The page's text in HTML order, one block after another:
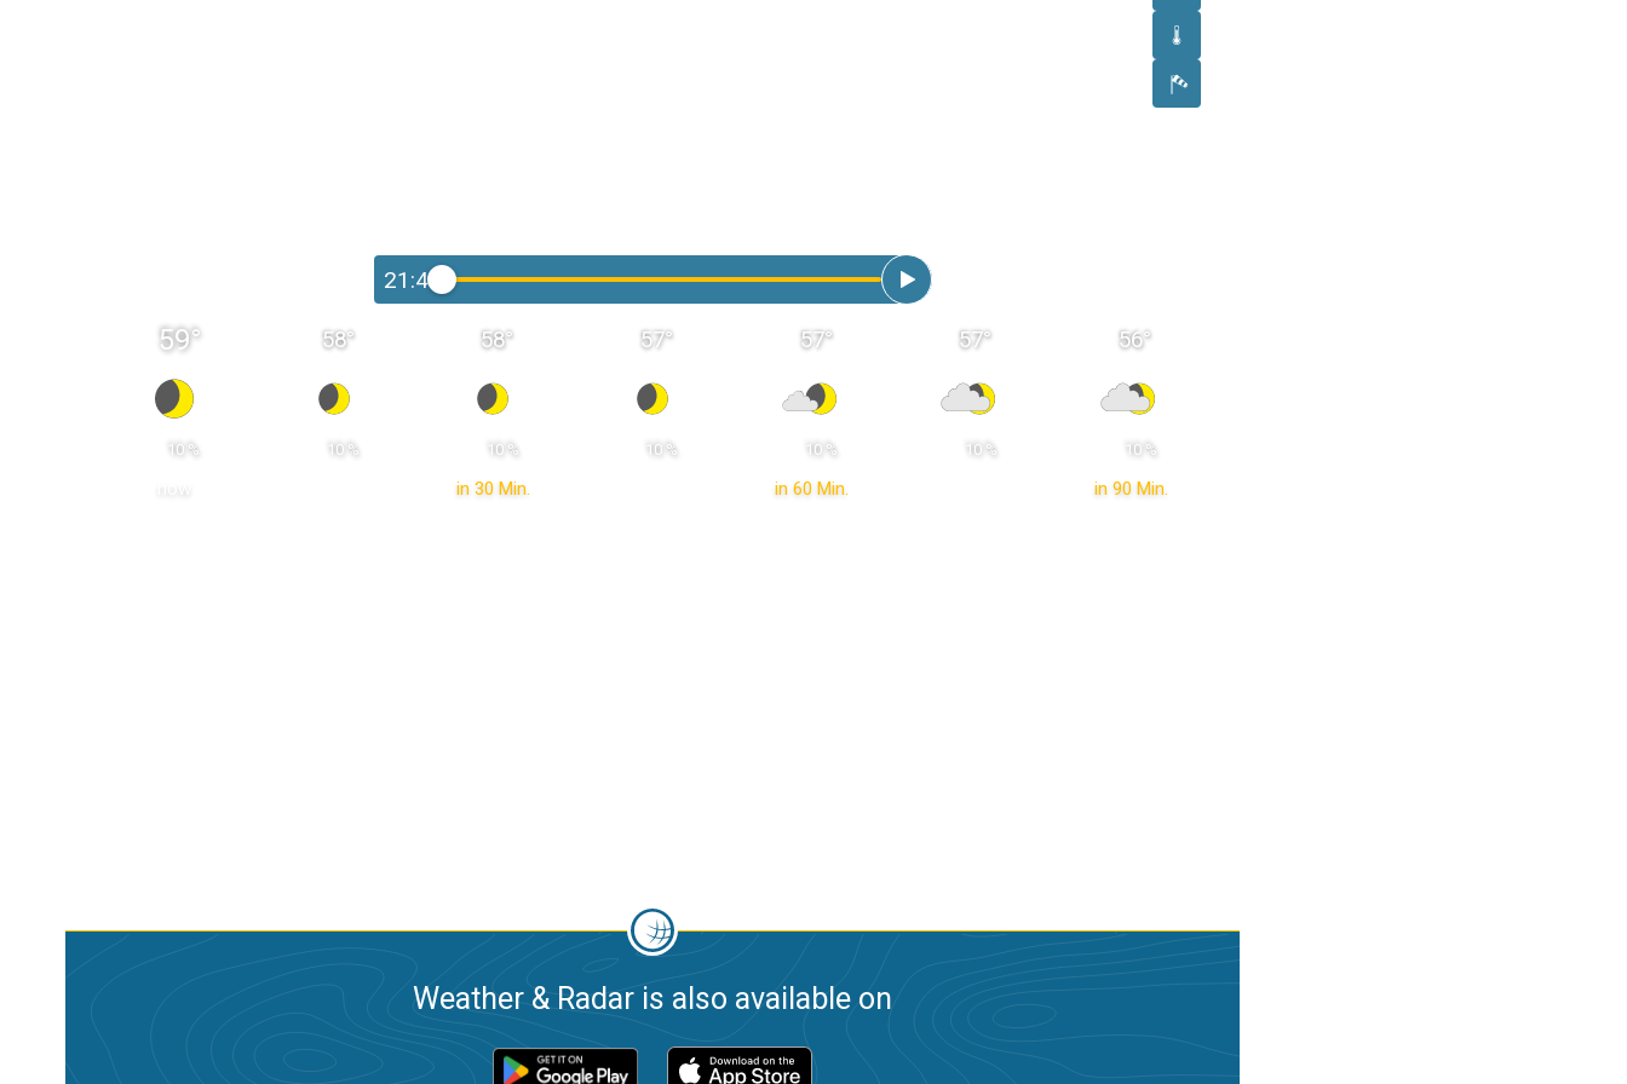
21:45
59°
10 %
58°
10 %
in 30 Min.
58°
10 %
57°
10 %
in 60 Min.
57°
10 %
57°
10 %
in 90 Min.
56°
10 %
Weather & Radar is also available on